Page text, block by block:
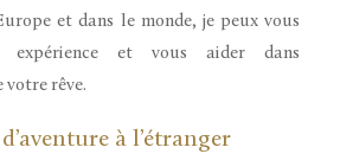
et dans le monde, je peux vous
expérience et vous aider dans
votre rêve.
à l’étranger